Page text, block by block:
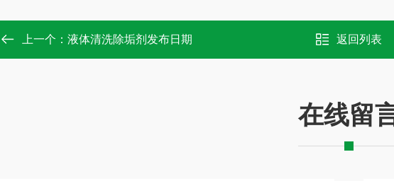
上一个： 液体清洗除垢剂发布日期 返回列表
在线留